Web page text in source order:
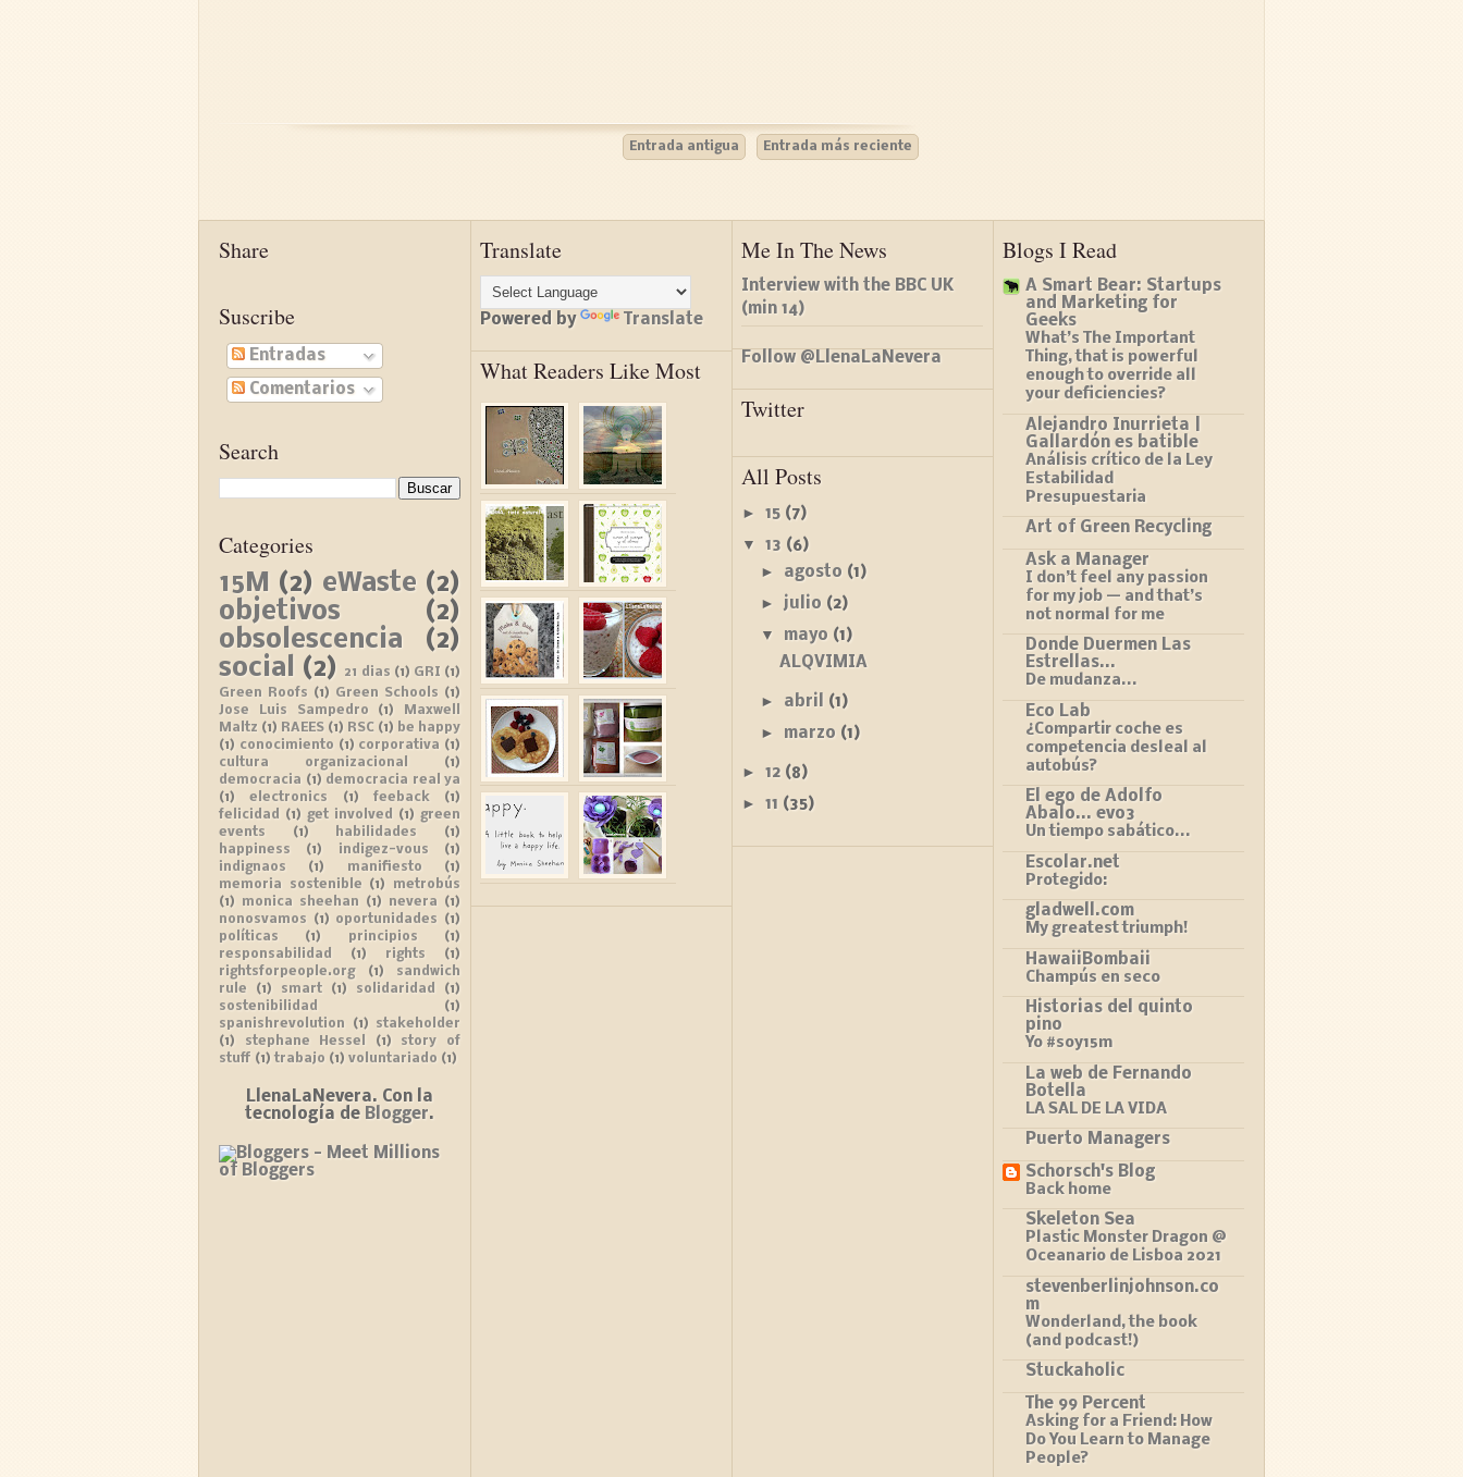
Entrada más reciente
Entrada antigua
Share
Suscribe
Entradas
Comentarios
Search
Categories
15M (2) eWaste (2)
objetivos
(2)
obsolescencia
(2)
social (2) 21 dias (1) GRI (1)
Green Roofs (1) Green Schools (1)
Jose Luis Sampedro
(1)
Maxwell
Maltz (1) RAEES (1) RSC (1) be happy
(1) conocimiento (1) corporativa (1)
cultura organizacional
(1)
democracia (1) democracia real ya
(1)
electronics (1) feeback
(1)
felicidad
(1) get involved (1) green
events
(1) habilidades
(1)
happiness
(1) indigez-vous
(1)
indignaos
(1) manifiesto
(1)
memoria sostenible
(1)
metrobús
(1)
monica sheehan (1) nevera
(1)
nonosvamos
(1) oportunidades
(1)
políticas
(1) principios
(1)
responsabilidad
(1) rights
(1)
rightsforpeople.org
(1)
sandwich
rule
(1) smart (1) solidaridad
(1)
sostenibilidad
(1)
spanishrevolution
(1)
stakeholder
(1)
stephane Hessel (1)
story of
stuff (1) trabajo (1) voluntariado (1)
LlenaLaNevera. Con la
tecnología de Blogger.
Translate
Powered by Translate
What Readers Like Most
Me In The News
Interview with the BBC UK
(min 14)
Follow @LlenaLaNevera
Twitter
All Posts
► 15 (7)
▼ 13 (6)
► agosto (1)
► julio (2)
▼ mayo (1)
ALQVIMIA
► abril (1)
► marzo (1)
► 12 (8)
► 11 (35)
Blogs I Read
A Smart Bear: Startups
and Marketing for
Geeks
What’s The Important
Thing, that is powerful
enough to override all
your deficiencies?
Alejandro Inurrieta |
Gallardón es batible
Análisis crítico de la Ley
Estabilidad
Presupuestaria
Art of Green Recycling
Ask a Manager
I don’t feel any passion
for my job — and that’s
not normal for me
Donde Duermen Las
Estrellas...
De mudanza...
Eco Lab
¿Compartir coche es
competencia desleal al
autobús?
El ego de Adolfo
Abalo... evo3
Un tiempo sabático...
Escolar.net
Protegido:
gladwell.com
My greatest triumph!
HawaiiBombaii
Champús en seco
Historias del quinto
pino
Yo #soy15m
La web de Fernando
Botella
LA SAL DE LA VIDA
Puerto Managers
Schorsch's Blog
Back home
Skeleton Sea
Plastic Monster Dragon @
Oceanario de Lisboa 2021
stevenberlinjohnson.co
m
Wonderland, the book
(and podcast!)
Stuckaholic
The 99 Percent
Asking for a Friend: How
Do You Learn to Manage
People?